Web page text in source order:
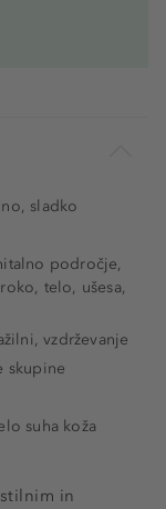
in
sladko
področje,
telo, ušesa,
vzdrževanje
skupine
suha koža